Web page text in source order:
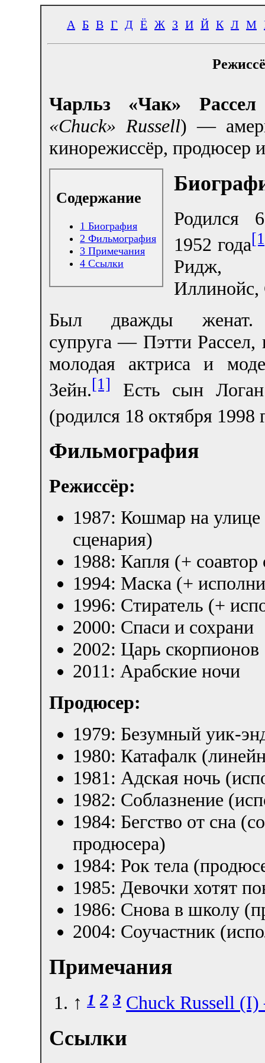
А Б В Г Д Ё Ж З И Й К Л М
Чарльз «Чак» Рассел
«Chuck» Russell) —
кинорежиссёр, продюсер
Содержание
1 Биография
2 Фильмография
3 Примечания
4 Ссылки
Родился
1952 года
Ридж,
Был дважды женат.
супруга — Пэтти
молодая актриса и
Зейн.[1]
Есть сын
(родился 18 октября 1998
Фильмография
Режиссёр:
1987: Кошмар на
сценария)
1988: Капля (+ соавтор
1994: Маска (+
1996: Стиратель (+
2000: Спаси и сохрани
2002: Царь скорпионов
2011: Арабские ночи
Продюсер:
1979: Безумный уик-
1980: Катафалк
1981: Адская ночь
1982: Соблазнение
1984: Бегство от сна
продюсера)
1984: Рок тела
1985: Девочки хотят
1986: Снова в школу
2004: Соучастник
Примечания
↑ 1 2 3 Chuck Russell
Ссылки